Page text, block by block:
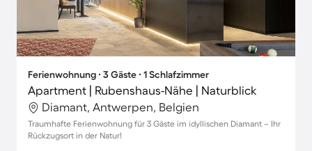
Ferienwohnung ∙ 3 Gäste ∙ 1 Schlafzimmer
Apartment | Rubenshaus-Nähe | Naturblick
Diamant, Antwerpen, Belgien
Traumhafte Ferienwohnung für 3 Gäste im idyllischen Diamant – Ihr
Rückzugsort in der Natur!